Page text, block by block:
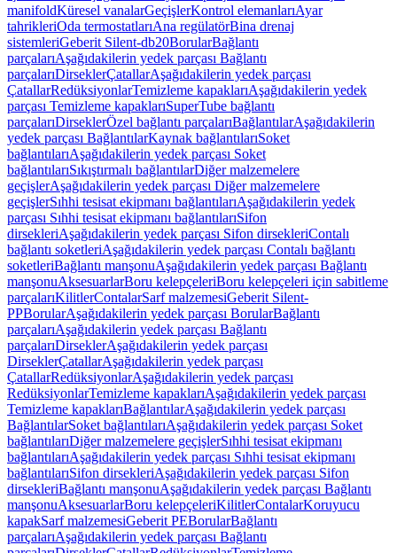
manifoldKüresel vanalarGeçişlerKontrol elemanlarıAyar
tahrikleriOda termostatlarıAna regülatörBina drenaj
sistemleriGeberit Silent-db20BorularBağlantı
parçalarıAşağıdakilerin yedek parçası Bağlantı
parçalarıDirseklerÇatallarAşağıdakilerin yedek parçası
ÇatallarRedüksiyonlarTemizleme kapaklarıAşağıdakilerin yedek
parçası Temizleme kapaklarıSuperTube bağlantı
parçalarıDirseklerÖzel bağlantı parçalarıBağlantılarAşağıdakilerin
yedek parçası BağlantılarKaynak bağlantılarıSoket
bağlantılarıAşağıdakilerin yedek parçası Soket
bağlantılarıSıkıştırmalı bağlantılarDiğer malzemelere
geçişlerAşağıdakilerin yedek parçası Diğer malzemelere
geçişlerSıhhi tesisat ekipmanı bağlantılarıAşağıdakilerin yedek
parçası Sıhhi tesisat ekipmanı bağlantılarıSifon
dirsekleriAşağıdakilerin yedek parçası Sifon dirsekleriContalı
bağlantı soketleriAşağıdakilerin yedek parçası Contalı bağlantı
soketleriBağlantı manşonuAşağıdakilerin yedek parçası Bağlantı
manşonuAksesuarlarBoru kelepçeleriBoru kelepçeleri için sabitleme
parçalarıKilitlerContalarSarf malzemesiGeberit Silent-
PPBorularAşağıdakilerin yedek parçası BorularBağlantı
parçalarıAşağıdakilerin yedek parçası Bağlantı
parçalarıDirseklerAşağıdakilerin yedek parçası
DirseklerÇatallarAşağıdakilerin yedek parçası
ÇatallarRedüksiyonlarAşağıdakilerin yedek parçası
RedüksiyonlarTemizleme kapaklarıAşağıdakilerin yedek parçası
Temizleme kapaklarıBağlantılarAşağıdakilerin yedek parçası
BağlantılarSoket bağlantılarıAşağıdakilerin yedek parçası Soket
bağlantılarıDiğer malzemelere geçişlerSıhhi tesisat ekipmanı
bağlantılarıAşağıdakilerin yedek parçası Sıhhi tesisat ekipmanı
bağlantılarıSifon dirsekleriAşağıdakilerin yedek parçası Sifon
dirsekleriBağlantı manşonuAşağıdakilerin yedek parçası Bağlantı
manşonuAksesuarlarBoru kelepçeleriKilitlerContalarKoruyucu
kapakSarf malzemesiGeberit PEBorularBağlantı
parçalarıAşağıdakilerin yedek parçası Bağlantı